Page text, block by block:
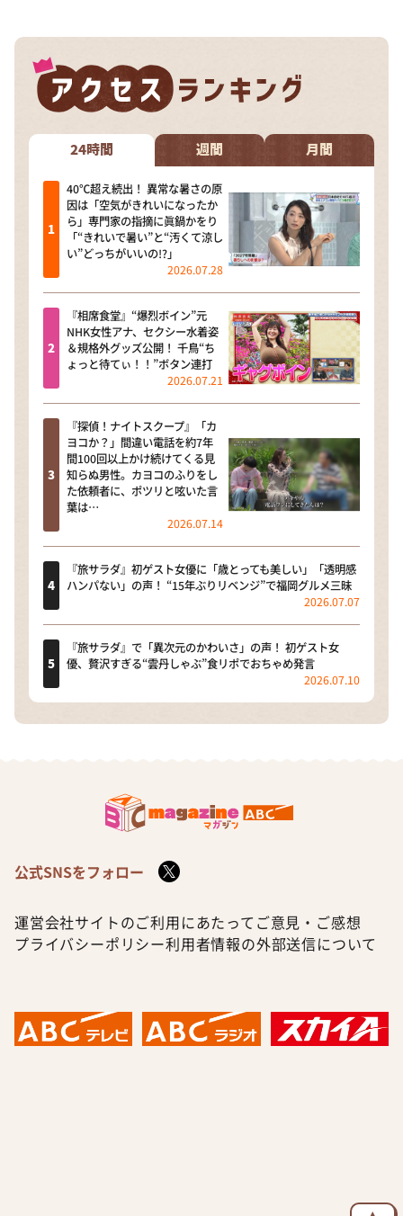
24時間 週間 月間
40℃超え続出！ 異常な暑さの原
因は「空気がきれいになったか
ら」専門家の指摘に眞鍋かをり
「“きれいで暑い”と“汚くて涼し
い”どっちがいいの!?」
2026.07.28
『相席食堂』“爆烈ボイン”元
NHK女性アナ、セクシー水着姿
＆規格外グッズ公開！ 千鳥“ち
ょっと待てぃ！！”ボタン連打
2026.07.21
『探偵！ナイトスクープ』「カ
ヨコか？」間違い電話を約7年
間100回以上かけ続けてくる見
知らぬ男性。カヨコのふりをし
た依頼者に、ポツリと呟いた言
葉は…
2026.07.14
『旅サラダ』初ゲスト女優に「歳とっても美しい」「透明感
ハンパない」の声！ “15年ぶりリベンジ”で福岡グルメ三昧
2026.07.07
『旅サラダ』で「異次元のかわいさ」の声！ 初ゲスト女
優、贅沢すぎる“雲丹しゃぶ”食リポでおちゃめ発言
2026.07.10
公式SNSをフォロー
運営会社サイトのご利用にあたって ご意見・ご感想
プライバシーポリシー利用者情報の外部送信について